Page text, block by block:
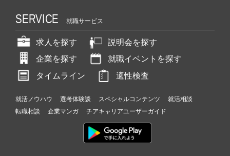
番
社
会
を
変
え
【I
T
医
療】
SERVICE 就職サービス
求人を探す
説明会を探す
企業を探す
就職イベントを探す
タイムライン
適性検査
就活ノウハウ 選考体験談 スペシャルコンテンツ
就活相談
転職相談
企業マンガ チアキャリアユーザーガイド